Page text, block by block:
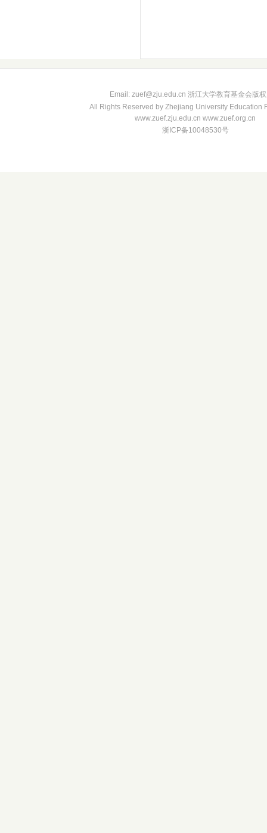
Email: zuef@zju.edu.cn 浙江大学教育基金会版
All Rights Reserved by Zhejiang University Education
www.zuef.zju.edu.cn www.zuef.org.cn
浙ICP备10048530号